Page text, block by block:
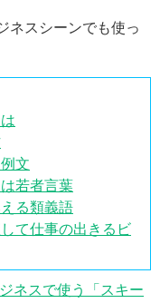
ネスシーンでも使っ
文
若者言葉
る類義語
て仕事の出きるビ
ネスで使う「スキー